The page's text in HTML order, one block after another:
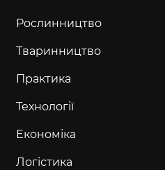
Рослинництво
Тваринництво
Практика
Технології
Економіка
Логістика